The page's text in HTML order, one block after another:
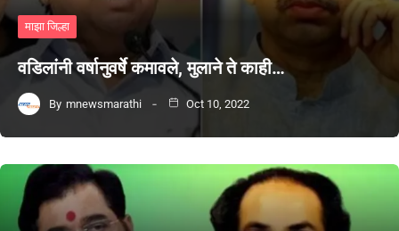
माझा जिल्हा
वडिलांनी वर्षानुवर्षे कमावले, मुलाने ते काही…
By mnewsmarathi Oct 10, 2022